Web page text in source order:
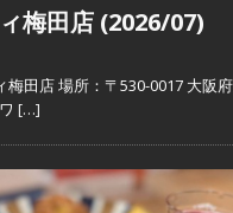
梅田店 (2026/07)
田店 場所：〒530-0017 大阪
[…]